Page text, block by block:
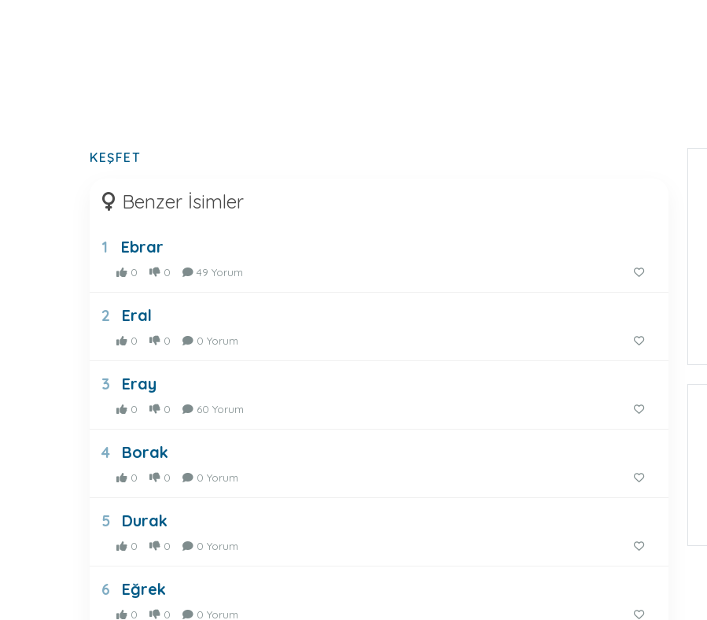
KEŞFET
Benzer İsimler
1 Ebrar
0 0 49 Yorum
2 Eral
0 0 0 Yorum
3 Eray
0 0 60 Yorum
4 Borak
0 0 0 Yorum
5 Durak
0 0 0 Yorum
6 Eğrek
0 0 0 Yorum